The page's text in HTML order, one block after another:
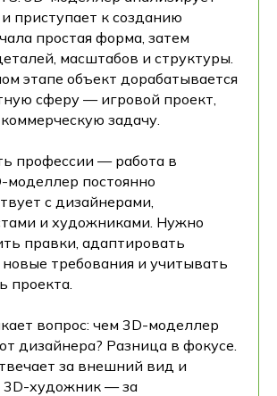
приступает к созданию
простая форма, затем
масштабов и структуры.
этапе объект дорабатывается
сферу — игровой проект,
задачу.
профессии — работа в
моделлер постоянно
с дизайнерами,
и художниками. Нужно
правки, адаптировать
требования и учитывать
проекта.
вопрос: чем 3D-моделлер
дизайнера? Разница в фокусе.
за внешний вид и
3D-художник — за